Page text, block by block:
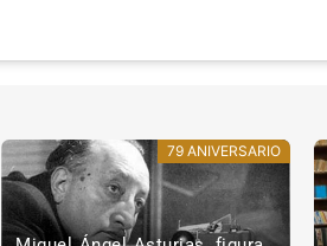
79 ANIVERSARIO